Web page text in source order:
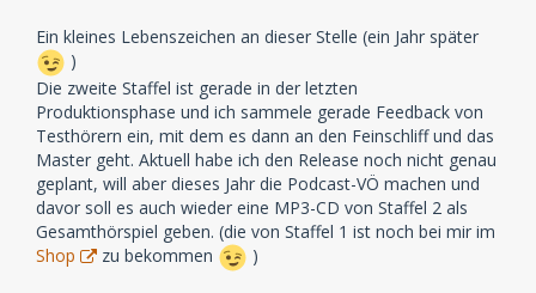
Ein kleines Lebenszeichen an dieser Stelle (ein Jahr später
)
Die zweite Staffel ist gerade in der letzten
Produktionsphase und ich sammele gerade Feedback von
Testhörern ein, mit dem es dann an den Feinschliff und das
Master geht. Aktuell habe ich den Release noch nicht genau
geplant, will aber dieses Jahr die Podcast-VÖ machen und
davor soll es auch wieder eine MP3-CD von Staffel 2 als
Gesamthörspiel geben. (die von Staffel 1 ist noch bei mir im
Shop
zu bekommen )